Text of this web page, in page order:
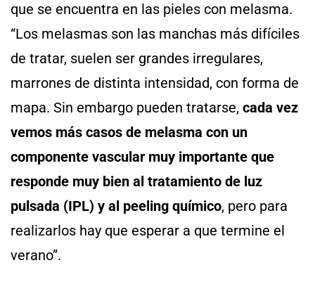
que se encuentra en las pieles con melasma.
“Los melasmas son las manchas más difíciles
de tratar, suelen ser grandes irregulares,
marrones de distinta intensidad, con forma de
mapa. Sin embargo pueden tratarse, cada vez
vemos más casos de melasma con un
componente vascular muy importante que
responde muy bien al tratamiento de luz
pulsada (IPL) y al peeling químico, pero para
realizarlos hay que esperar a que termine el
verano”.